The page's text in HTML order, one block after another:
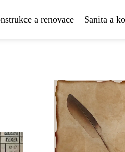
a renovace Sanita a